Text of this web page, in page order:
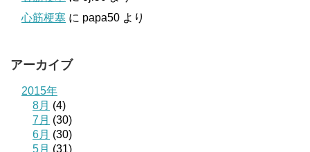
心筋梗塞 に papa50 より
アーカイブ
2015年
8月 (4)
7月 (30)
6月 (30)
5月 (31)